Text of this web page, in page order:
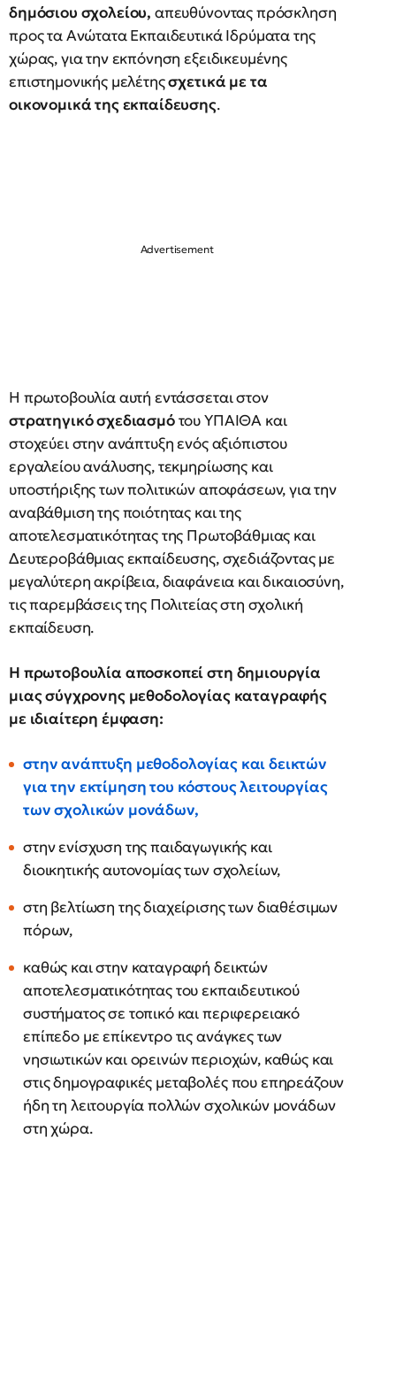
δημόσιου σχολείου, απευθύνοντας πρόσκληση
προς τα Ανώτατα Εκπαιδευτικά Ιδρύματα της
χώρας, για την εκπόνηση εξειδικευμένης
επιστημονικής μελέτηςσχετικά με τα
οικονομικά της εκπαίδευσης.
Η πρωτοβουλία αυτή εντάσσεται στον
στρατηγικό σχεδιασμότου ΥΠΑΙΘΑ και
στοχεύει στην ανάπτυξη ενός αξιόπιστου
εργαλείου ανάλυσης, τεκμηρίωσης και
υποστήριξης των πολιτικών αποφάσεων, για την
αναβάθμιση της ποιότητας και της
αποτελεσματικότητας της Πρωτοβάθμιας και
Δευτεροβάθμιας εκπαίδευσης, σχεδιάζοντας με
μεγαλύτερη ακρίβεια, διαφάνεια και δικαιοσύνη,
τις παρεμβάσεις της Πολιτείας στη σχολική
εκπαίδευση.
Η πρωτοβουλία αποσκοπεί στη δημιουργία
μιας σύγχρονης μεθοδολογίας καταγραφής
με ιδιαίτερη έμφαση:
στην ανάπτυξη μεθοδολογίας και δεικτών
για την εκτίμηση του κόστους λειτουργίας
των σχολικών μονάδων,
στην ενίσχυση της παιδαγωγικής και
διοικητικής αυτονομίας των σχολείων,
στη βελτίωση της διαχείρισης των διαθέσιμων
πόρων,
καθώς και στην καταγραφή δεικτών
αποτελεσματικότητας του εκπαιδευτικού
συστήματος σε τοπικό και περιφερειακό
επίπεδο με επίκεντρο τις ανάγκες των
νησιωτικών και ορεινών περιοχών, καθώς και
στις δημογραφικές μεταβολές που επηρεάζουν
ήδη τη λειτουργία πολλών σχολικών μονάδων
στη χώρα.